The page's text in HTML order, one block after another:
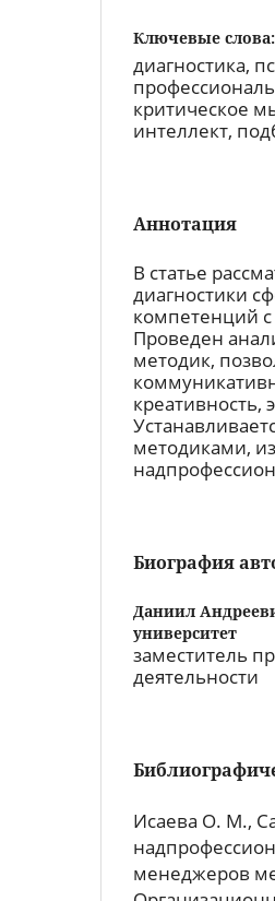
Ключевые слова:
диагностика,
критическое
интеллект,
Аннотация
В статье
диагностики
компетенций
Проведен
методик,
методиками,
Биография
Даниил
университет
заместитель
деятельности
Исаева О. М.,
менеджеров